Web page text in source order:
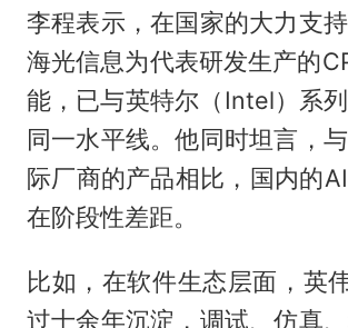
李程表示，在国家的大力支
海光信息为代表研发生产的
能，已与英特尔（Intel）系
同一水平线。他同时坦言，
际厂商的产品相比，国内的
在阶段性差距。
比如，在软件生态层面，英
过十余年沉淀，调试、仿真